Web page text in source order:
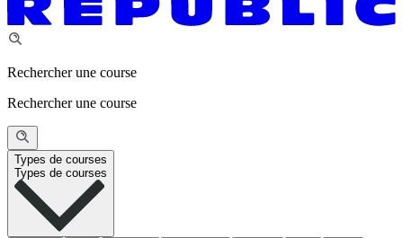
Rechercher une course
Rechercher une course
Types de courses
Types de courses